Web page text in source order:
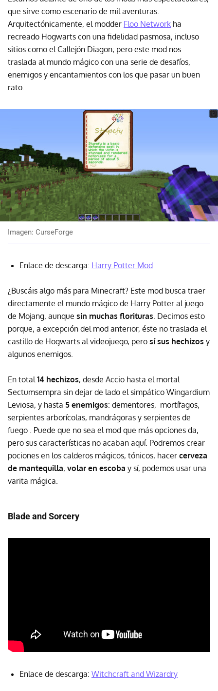
que sirve como escenario de mil aventuras.
Arquitectónicamente, el modder Floo Network ha
recreado Hogwarts con una fidelidad pasmosa, incluso
sitios como el Callejón Diagon; pero este mod nos
traslada al mundo mágico con una serie de desafíos,
enemigos y encantamientos con los que pasar un buen
rato.
Imagen: CurseForge
Enlace de descarga: Harry Potter Mod
¿Buscáis algo más para Minecraft? Este mod busca traer
directamente el mundo mágico de Harry Potter al juego
de Mojang, aunque sin muchas florituras . Decimos esto
porque, a excepción del mod anterior, éste no traslada el
castillo de Hogwarts al videojuego, pero sí sus hechizos y
algunos enemigos.
En total 14 hechizos, desde Accio hasta el mortal
Sectumsempra sin dejar de lado el simpático Wingardium
Leviosa, y hasta 5 enemigos: dementores, mortífagos,
serpientes arborícolas, mandrágoras y serpientes de
fuego . Puede que no sea el mod que más opciones da,
pero sus características no acaban aquí. Podremos crear
pociones en los calderos mágicos, tónicos, hacer cerveza
de mantequilla, volar en escoba y sí, podemos usar una
varita mágica.
Blade and Sorcery
Enlace de descarga: Witchcraft and Wizardry